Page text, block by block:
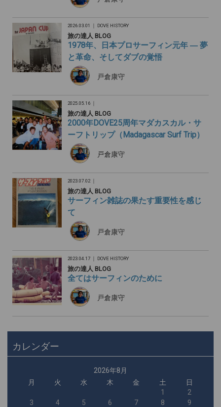
2026.03.01 ｜ DOVE HISTORY
旅の達人 BLOG
1978年、日本プロサーフィン元年 ― 夢
と革命、そしてダブの覚悟
戸倉康守
2025.05.16 ｜
旅の達人 BLOG
2000年DOVE25周年マダカスカル・サ
ーフトリップ（Madagascar Surf Trip）
戸倉康守
2023.07.02 ｜
旅の達人 BLOG
サーフィン雑誌の果たす重要性を感じ
て
戸倉康守
2023.04.17 ｜ DOVE HISTORY
旅の達人 BLOG
全てはサーフィンのために
戸倉康守
カレンダー
2026年8月
月
火 水 木 金 土 日
1
2
3
4 5 6 7 8
9